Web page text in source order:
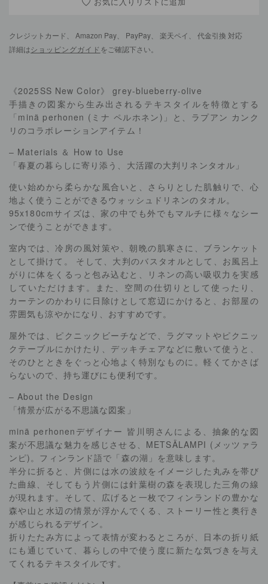
クレジットカード、 Amazon Pay、 PayPay、 楽天ペイ、 代金引換 対応
詳細はショッピングガイド をご確認下さい。
《2025SS New Color》 grey-blueberry-olive
手描きの図案から生み出されるテキスタイルを特徴とする
「minä perhonen (ミナ ペルホネン)」と、ラプアン カンク
リのコラボレーションアイテム！
– Materials ＆ How to Use
「春夏の暮らしに寄り添う、大活躍の大判リネンタオル」
使い始めから柔らかな風合いと、さらりとした肌触りで、心
地よく使うことができるウォッシュドリネンのタオル。
95x180cmサイズは、家の中でも外でもマルチに様々なシー
ンで使うことができます。
室内では、冷房の風対策や、朝晩の肌寒さに、ブランケット
として掛けて。 そして、大判のバスタオルとして、お風呂上
がりに体をくるっと包み込むと、リネンの高い吸収力を実感
していただけます。また、空間の仕切りとして使ったり、
カーテンのかわりに日除けとして窓辺にかけると、お部屋の
雰囲気も涼やかになり、おすすめです。
屋外では、ピクニックビーチなどで、ラグマットやピクニッ
クテーブルにかけたり、デッキチェアなどに敷いて使うと、
そのひとときをぐっと心地よく特別なものに。軽くてかさば
らないので、持ち運びにも便利です。
– About the Design
「情景が広がる不思議な図案」
minä perhonenデザイナー 皆川明さんによる、抽象的な図
案が不思議な魅力を感じさせる、METSÄLAMPI (メッツァラ
ンピ)。フィンランド語で「森の湖」を意味します。
半分に折ると、片側には水の波紋をイメージした丸みを帯び
た曲線、そしてもう片側には針葉樹の森を表現した三角の線
が現れます。そして、広げると一枚でフィンランドの豊かな
森や山と水辺の情景が浮かんでくる、ストーリー性と奥行き
が感じられるデザイン。
折りたたみ方によって表情が変わるところが、日本の折り紙
にも通じていて、暮らしの中で使う度に新たな気づきを与え
てくれるテキスタイルです。